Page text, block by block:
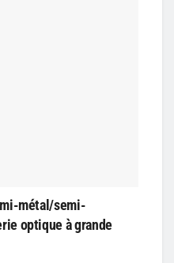
métal/semi-
optique à grande